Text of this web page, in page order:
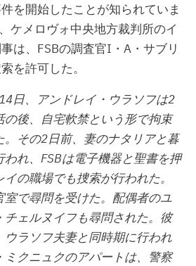
を開始したことが知られていま
ケメロヴォ中央地方裁判所のイ
は、FSBの調査官I・A・サブリ
を許可した。
日、アンドレイ・ウラソフは2
の後、自宅軟禁という形で拘束
。その2日前、妻のナタリアと暮
われ、FSBは電子機器と聖書を押
の職場でも捜索が行われた。
室で尋問を受けた。配偶者のユ
チェルヌイフも尋問された。彼
ウラソフ夫妻と同時期に行われ
ミクニュクのアパートは、警察